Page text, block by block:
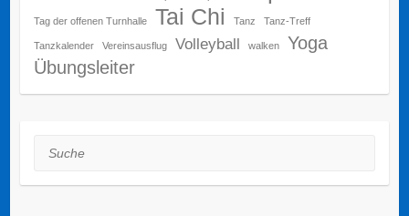
Tag der offenen Turnhalle Tai Chi Tanz Tanz-Treff
Tanzkalender Vereinsausflug Volleyball walken
Yoga
Übungsleiter
Suche